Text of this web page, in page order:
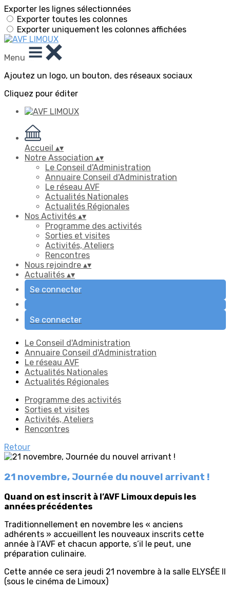
Exporter les lignes sélectionnées
Exporter toutes les colonnes
Exporter uniquement les colonnes affichées
Menu
Ajoutez un logo, un bouton, des réseaux sociaux
Cliquez pour éditer
Accueil ▴▾
Notre Association ▴▾
Le Conseil d'Administration
Annuaire Conseil d'Administration
Le réseau AVF
Actualités Nationales
Actualités Régionales
Nos Activités ▴▾
Programme des activités
Sorties et visites
Activités, Ateliers
Rencontres
Nous rejoindre ▴▾
Actualités ▴▾
Se connecter
Se connecter
Le Conseil d'Administration
Annuaire Conseil d'Administration
Le réseau AVF
Actualités Nationales
Actualités Régionales
Programme des activités
Sorties et visites
Activités, Ateliers
Rencontres
Retour
21 novembre, Journée du nouvel arrivant !
Quand on est inscrit à l’AVF Limoux depuis les
années précédentes
Traditionnellement en novembre les « anciens
adhérents » accueillent les nouveaux inscrits cette
année à l’AVF et chacun apporte, s’il le peut, une
préparation culinaire.
Cette année ce sera jeudi 21 novembre à la salle ELYSÉE II
(sous le cinéma de Limoux)